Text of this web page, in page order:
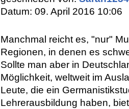
Datum: 09. April 2016 10:06
Manchmal reicht es, "nur"
Regionen, in denen es
Sollte man aber in
Möglichkeit, weltweit im
Leute, die ein
Lehrerausbildung haben,